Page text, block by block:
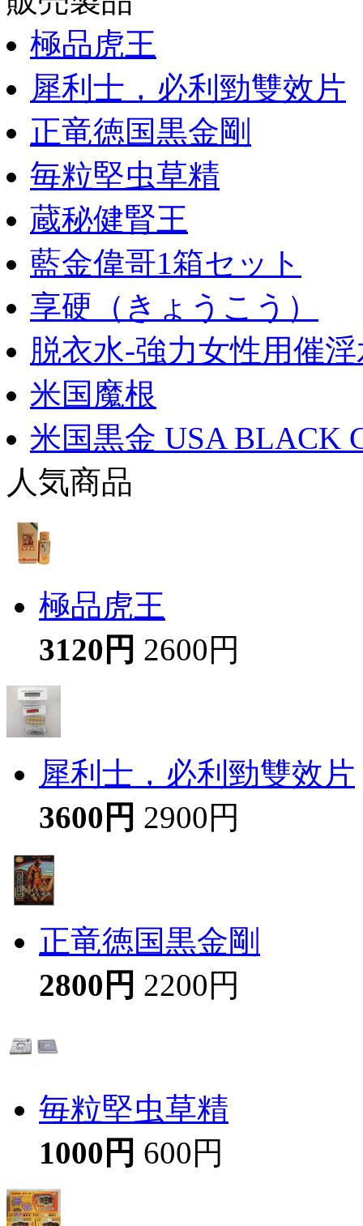
極品虎王
犀利士，必利勁雙效片
正竜徳国黒金剛
毎粒堅虫草精
蔵秘健腎王
藍金偉哥1箱セット
享硬（きょうこう）
脱衣水-強力女性用催
米国魔根
米国黒金 USA BLACK
人気商品
極品虎王
3120円 2600円
犀利士，必利勁雙效片
3600円 2900円
正竜徳国黒金剛
2800円 2200円
毎粒堅虫草精
1000円 600円